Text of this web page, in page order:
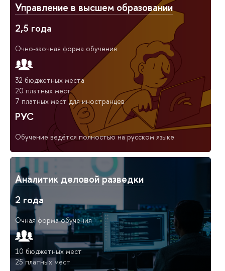
Управление в высшем образовании
2,5 года
Очно-заочная форма обучения
32 бюджетных места
20 платных мест
7 платных мест для иностранцев
РУС
Обучение ведётся полностью на русском языке
Аналитик деловой разведки
2 года
Очная форма обучения
10 бюджетных мест
25 платных мест